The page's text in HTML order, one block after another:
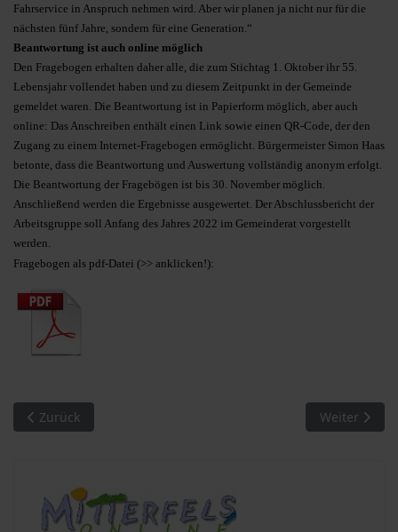
Fahrservice in Anspruch nehmen wird. Aber wir planen ja nicht nur für die
nächsten fünf Jahre, sondern für eine Generation.“
Beantwortung ist auch online möglich
Den Fragebogen erhalten daher alle, die zum Stichtag 1. Oktober ihr 55.
Lebensjahr vollendet haben und zu diesem Zeitpunkt in der Gemeinde
gemeldet waren. Die Beantwortung ist in Papierform möglich, aber auch
online: Das Anschreiben enthält einen Link sowie einen QR-Code, der den
Zugang zu einem Internet-Fragebogen ermöglicht. Bürgermeister Simon Haas
betonte, dass die Beantwortung und Auswertung vollständig anonym erfolgt.
Die Beantwortung der Fragebögen ist bis 30. November möglich.
Anschließend werden die Ergebnisse ausgewertet. Der Abschlussbericht der
Arbeitsgruppe soll Anfang des Jahres 2022 im Gemeinderat vorgestellt
werden.
Fragebogen als pdf-Datei (>> anklicken!):
Vorheriger Beitrag: Haselbach. GR-Sitzung vom 25.
Zurück Nächster
Weiter